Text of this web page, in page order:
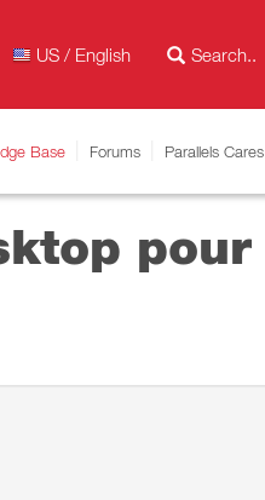
US / English
Base Forums Parallels Cares
pour